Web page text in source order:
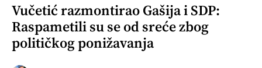
Vučetić razmontirao Gašija i SDP:
Raspametili su se od sreće zbog
političkog ponižavanja